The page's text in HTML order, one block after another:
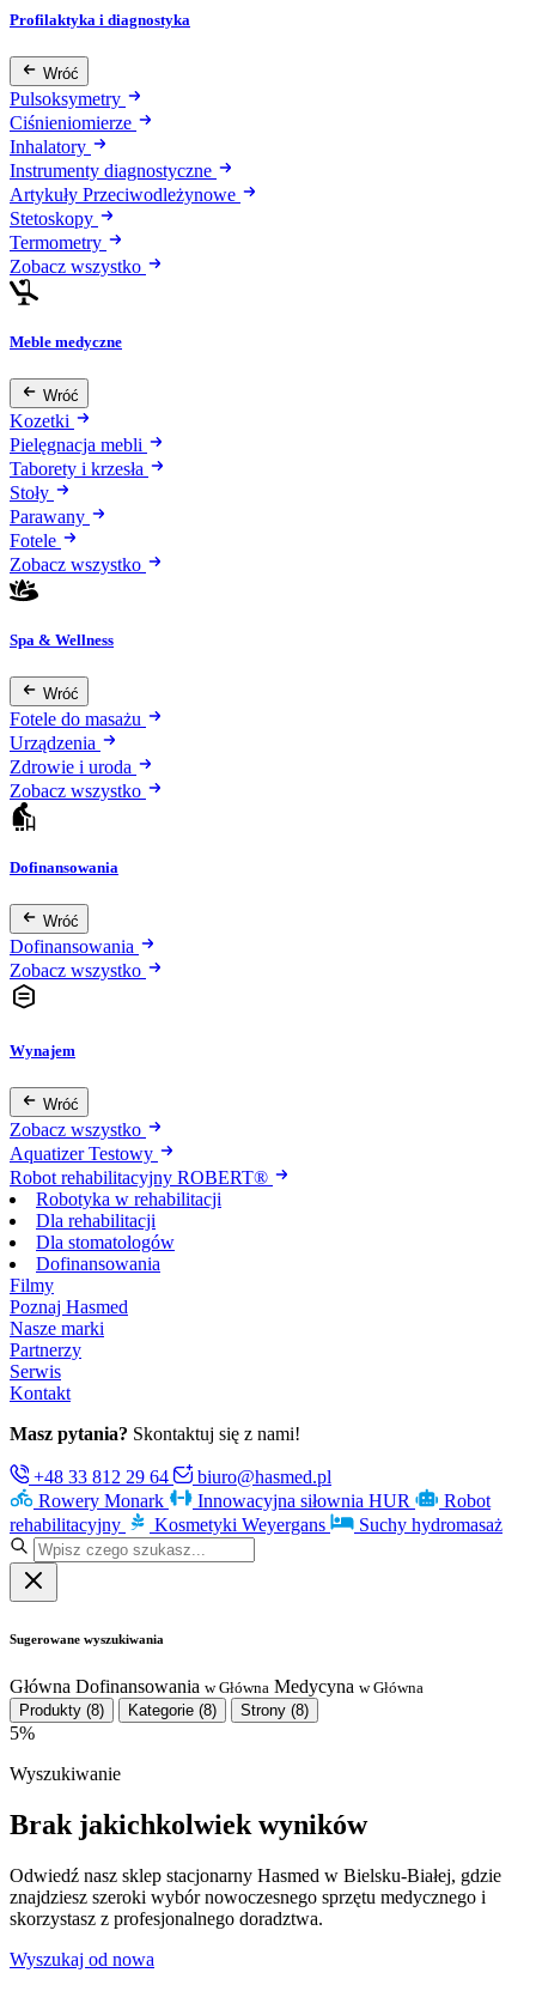
Profilaktyka i diagnostyka
Wróć
Pulsoksymetry
Ciśnieniomierze
Inhalatory
Instrumenty diagnostyczne
Artykuły Przeciwodleżynowe
Stetoskopy
Termometry
Zobacz wszystko
Meble medyczne
Wróć
Kozetki
Pielęgnacja mebli
Taborety i krzesła
Stoły
Parawany
Fotele
Zobacz wszystko
Spa & Wellness
Wróć
Fotele do masażu
Urządzenia
Zdrowie i uroda
Zobacz wszystko
Dofinansowania
Wróć
Dofinansowania
Zobacz wszystko
Wynajem
Wróć
Zobacz wszystko
Aquatizer Testowy
Robot rehabilitacyjny ROBERT®
Robotyka w rehabilitacji
Dla rehabilitacji
Dla stomatologów
Dofinansowania
Filmy
Poznaj Hasmed
Nasze marki
Partnerzy
Serwis
Kontakt
Masz pytania? Skontaktuj się z nami!
+48 33 812 29 64
biuro@hasmed.pl
Rowery Monark
Innowacyjna siłownia HUR
Robot
rehabilitacyjny
Kosmetyki Weyergans Suchy hydromasaż
Sugerowane wyszukiwania
Główna Dofinansowania w Główna Medycyna w Główna
Produkty (8) Kategorie (8) Strony (8)
5%
Wyszukiwanie
Brak jakichkolwiek wyników
Odwiedź nasz sklep stacjonarny Hasmed w Bielsku-Białej, gdzie
znajdziesz szeroki wybór nowoczesnego sprzętu medycznego i
skorzystasz z profesjonalnego doradztwa.
Wyszukaj od nowa